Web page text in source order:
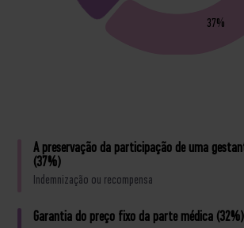
37%
A preservação da participação de uma
(37%)
Indemnização ou recompensa
Garantia do preço fixo da parte médica (32%)